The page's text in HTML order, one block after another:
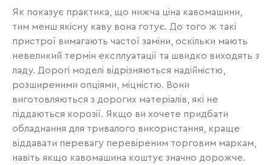
Як показує практика, що нижча ціна кавомашини,
тим менш якісну каву вона готує. До того ж такі
пристрої вимагають частої заміни, оскільки мають
невеликий термін експлуатації та швидко виходять з
ладу. Дорогі моделі відрізняються надійністю,
розширеними опціями, міцністю. Вони
виготовляються з дорогих матеріалів, які не
піддаються корозії. Якщо ви хочете придбати
обладнання для тривалого використання, краще
віддавати перевагу перевіреним торговим маркам,
навіть якщо кавомашина коштує значно дорожче.